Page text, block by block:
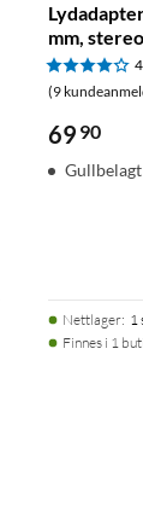
mm,
(9
69 90
Gullbelagt
Nettlager: 1
Finnes i 1